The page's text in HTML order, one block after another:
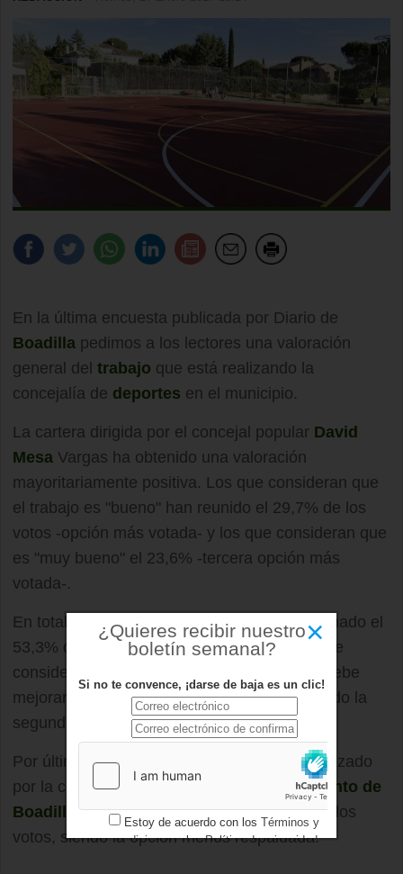
En la última encuesta publicada por Diario de
Boadilla pedimos a los lectores una valoración
general del trabajo que está realizando la
concejalía de deportes en el municipio.
La cartera dirigida por el concejal popular David
Mesa Vargas ha obtenido una valoración
mayoritariamente positiva. Los que consideran que
el trabajo es "bueno" han reunido el 29,7% de los
votos -opción más votada- y los que consideran que
es "muy bueno" el 23,6% -tercera opción más
votada-.
En total, el número de votos positivos ha sumado el
53,3% del total. Por otro lado, los lectores que
consideran que la gestión de la concejalía "debe
mejorar" han logrado un total de 24,6%, siendo la
segunda opción más votada.
Por último, los que opinan que el trabajo realizado
por la concejalía de deportes del
Ayuntamiento de
Boadilla
es "malo" han sumado el 21,1% de los
votos, siendo la opción menos respaldada.
×
¿Quieres recibir nuestro
boletín semanal?
Si no te convence, ¡darse de baja es un clic!
Estoy de acuerdo con los Términos y
condicionesy losPolítica de privacidad